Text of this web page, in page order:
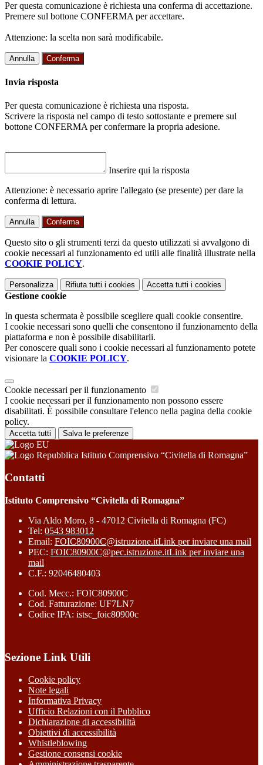
Per questa comunicazione è richiesta una conferma di accettazione.
Premere sul bottone CONFERMA per accettare.
Attenzione: la scelta non sarà modificabile.
Annulla Conferma
Invia risposta
Per questa comunicazione è richiesta una risposta.
Scrivere la risposta nel campo di testo sottostante e premere sul
bottone CONFERMA per confermare la propria adesione.
Inserire qui la risposta
Attenzione: è necessario aprire l'allegato (se presente) per dare la
conferma di lettura.
Annulla Conferma
Questo sito o gli strumenti terzi da questo utilizzati si avvalgono di
cookie necessari al funzionamento ed utili alle finalità illustrate nella
COOKIE POLICY.
Personalizza Rifiuta tutti i cookies Accetta tutti i cookies
Gestione cookie
In questa schermata è possibile scegliere quali cookie consentire.
I cookie necessari sono quelli che consentono il funzionamento della
piattaforma e non è possibile disabilitarli.
Per conoscere quali sono i cookie necessari al funzionamento potete
visionare la COOKIE POLICY.
Cookie necessari per il funzionamento
I cookie necessari per il funzionamento non possono essere
disabilitati. È possibile consultare l'elenco nella pagina della cookie
policy.
Accetta tutti Salva le preferenze
Istituto Comprensivo “Civitella di Romagna”
Contatti
Istituto Comprensivo “Civitella di Romagna”
Via Aldo Moro, 8 - 47012 Civitella di Romagna (FC)
Tel: 0543 983012
Email: FOIC80900C@istruzione.itLink per inviare una mail
PEC: FOIC80900C@pec.istruzione.itLink per inviare una
mail
C.F.: 92046480403
Cod. Mecc.: FOIC80900C
Cod. Fatturazione: UF7LN7
Codice IPA: istsc_foic80900c
Sezione Link Utili
Cookie policy
Note legali
Informativa Privacy
Ufficio Relazioni con il Pubblico
Dichiarazione di accessibilità
Obiettivi di accessibilità
Whistleblowing
Gestione consensi cookie